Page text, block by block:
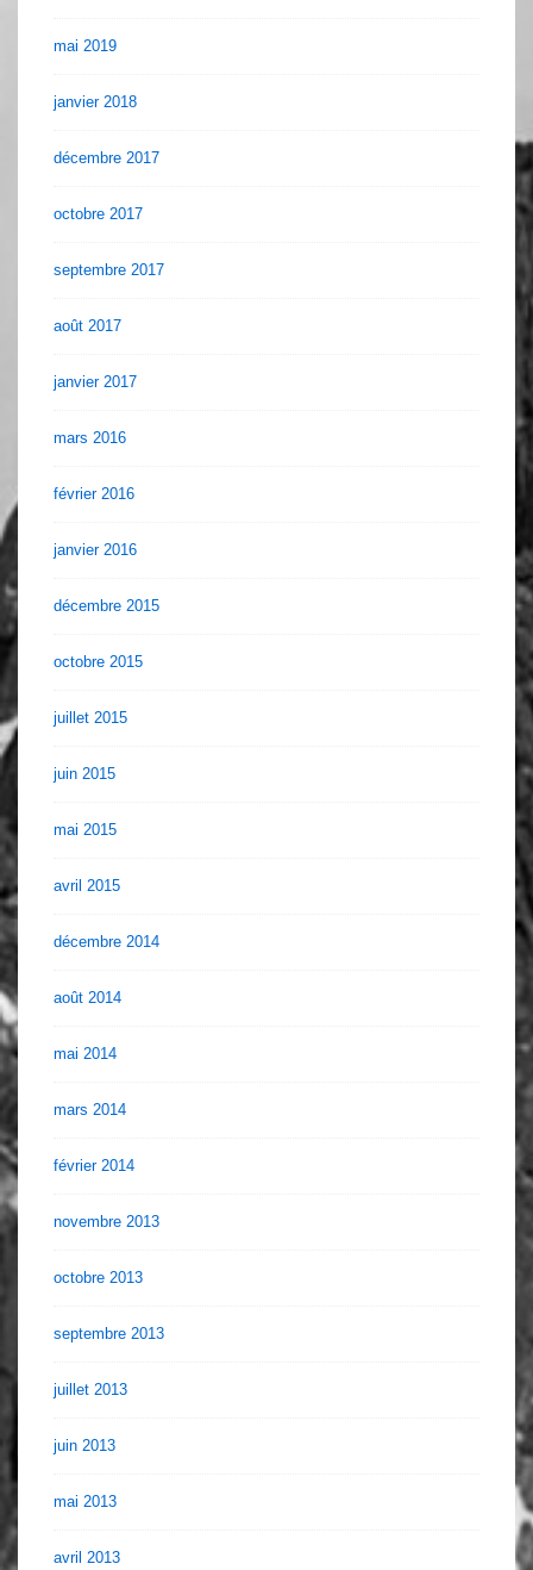
mai 2019
janvier 2018
décembre 2017
octobre 2017
septembre 2017
août 2017
janvier 2017
mars 2016
février 2016
janvier 2016
décembre 2015
octobre 2015
juillet 2015
juin 2015
mai 2015
avril 2015
décembre 2014
août 2014
mai 2014
mars 2014
février 2014
novembre 2013
octobre 2013
septembre 2013
juillet 2013
juin 2013
mai 2013
avril 2013